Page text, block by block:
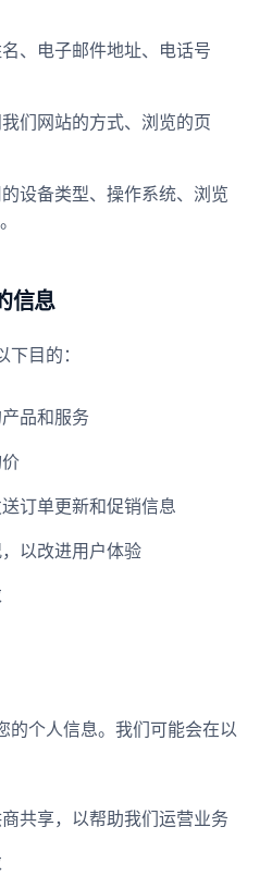
名、电子邮件地址、电话号
们网站的方式、浏览的页
设备类型、操作系统、浏览
信息
目的：
品和服务
订单更新和促销信息
以改进用户体验
的个人信息。我们可能会在以
共享，以帮助我们运营业务